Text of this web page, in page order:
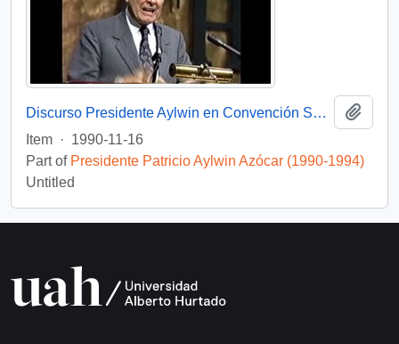
Discurso Presidente Aylwin en Convención Santiago: Video
Item · 1990-11-16
Part of Presidente Patricio Aylwin Azócar (1990-1994)
Untitled